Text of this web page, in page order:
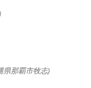
県那覇市牧志)